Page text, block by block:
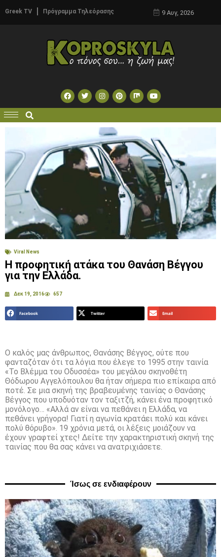
Greek TV Πρόγραμμα Τηλεόρασης 9 Αυγ, 2026
Viral News
Η προφητική ατάκα του Θανάση Βέγγου
για την Ελλάδα.
Δεκ 19, 2016 657
Facebook Twitter Email
Ο καλός μας άνθρωπος, Θανάσης Βέγγος, ούτε που
φανταζόταν ότι τα λόγια που έλεγε το 1995 στην ταινία
«Το Βλέμμα του Οδυσσέα» του μεγάλου σκηνοθέτη
Θόδωρου Αγγελόπουλου θα ήταν σήμερα πιο επίκαιρα από
ποτέ. Σε μια σκηνή της βραβευμένης ταινίας ο Θανάσης
Βέγγος που υποδυόταν τον ταξιτζή, κάνει ένα προφητικό
μονόλογο… «Αλλά αν είναι να πεθάνει η Ελλάδα, να
πεθάνει γρήγορα! Γιατί η αγωνία κρατάει πολύ και κάνει
πολύ θόρυβο». 19 χρόνια μετά, οι λέξεις μοιάζουν να
έχουν γραφτεί χτες! Δείτε την χαρακτηριστική σκηνή της
ταινίας που θα σας κάνει να ανατριχιάσετε.
Ίσως σε ενδιαφέρουν